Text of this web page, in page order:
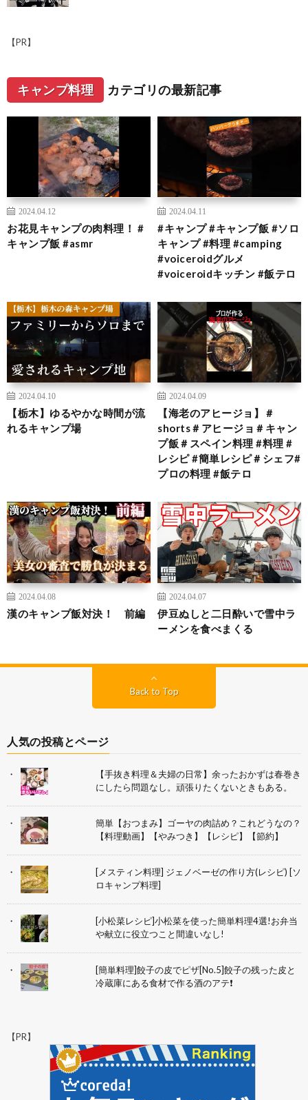
【PR】
キャンプ料理 カテゴリの最新記事
2024.04.12
お花見キャンプの肉料理！ #
キャンプ飯 #asmr
2024.04.11
#キャンプ #キャンプ飯 #ソロ
キャンプ #料理 #camping
#voiceroidグルメ
#voiceroidキッチン #飯テロ
2024.04.10
【栃木】ゆるやかな時間が流
れるキャンプ場
2024.04.09
【海老のアヒージョ】＃
shorts＃アヒージョ＃キャン
プ飯＃スペイン料理 #料理 #
レシピ #簡単レシピ＃シェフ#
プロの料理 #飯テロ
2024.04.08
漢のキャンプ飯対決！ 前編
2024.04.07
伊豆ぬしと二日酔いで雪中ラ
ーメンを食べまくる
Back to Top
人気の投稿とページ
【手抜き料理＆夫婦の日常】余ったおかずは春巻き
にしたら問題なし。頑張りたくないときもある。
簡単【おつまみ】ゴーヤの肉詰め？これどうなの？
【料理動画】【やみつき】【レシピ】【節約】
[メスティン料理] ジェノベーゼの作り方(レシピ) [ソ
ロキャンプ料理]
[小松菜レシピ]小松菜を使った簡単料理4選!お弁当
や献立に役立つこと間違いなし!
[簡単料理]餃子の皮でピザ[No.5]餃子の残った皮と
冷蔵庫にある食材で作る酒のアテ❗
【PR】